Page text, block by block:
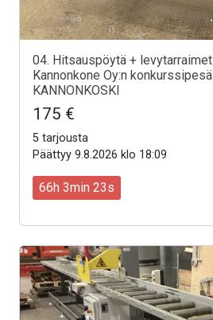
04. Hitsauspöytä +
Kannonkone Oy:n
KANNONKOSKI
175 €
5 tarjousta
Päättyy 9.8.2026 klo 18:09
66h 3min 21s